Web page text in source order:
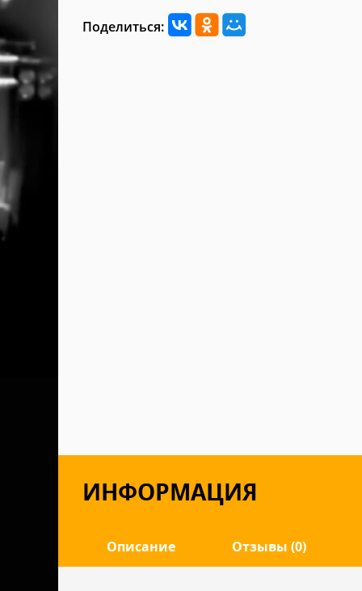
Поделиться:
ИНФОРМАЦИЯ
Описание Отзывы (0)